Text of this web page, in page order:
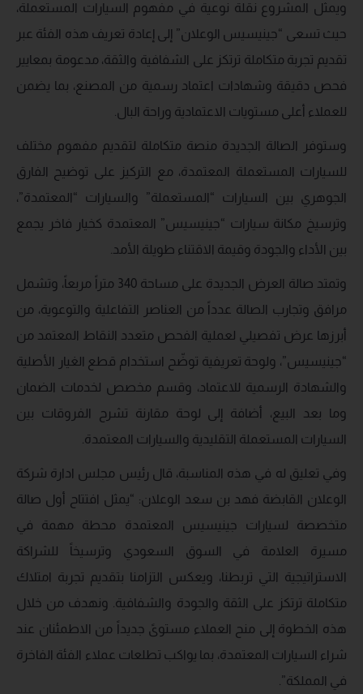
ويمثل المشروع نقلة نوعية في مفهوم السيارات المستعملة،
حيث تسعى “جينيسيس الوعلان” إلى إعادة تعريف هذه الفئة عبر
تقديم تجربة متكاملة ترتكز على الشفافية والثقة، مدعومة بمعايير
فحص دقيقة وشهادات اعتماد رسمية من المصنع، بما يضمن
للعملاء أعلى مستويات الاعتمادية وراحة البال.
وستوفر الصالة الجديدة منصة متكاملة لتقديم مفهوم مختلف
للسيارات المستعملة المعتمدة، مع التركيز على توضيح الفارق
الجوهري بين السيارات “المستعملة” والسيارات “المعتمدة”،
وترسيخ مكانة سيارات “جينيسيس” المعتمدة كخيار فاخر يجمع
بين الأداء والجودة وقيمة الاقتناء طويلة الأمد.
وتمتد صالة العرض الجديدة على مساحة 340 متراً مربعاً، وتشمل
مرافق وتجارب الصالة عدداً من العناصر التفاعلية والتوعوية، من
أبرزها عرض تفصيلي لعملية الفحص متعدد النقاط المعتمد من
“جينيسيس”، ولوحة تعريفية توضّح استخدام قطع الغيار الأصلية
والشهادة الرسمية للاعتماد، وقسم مخصص لخدمات الضمان
وما بعد البيع، أضافة إلى لوحة مقارنة تشرح الفروقات بين
السيارات المستعملة التقليدية والسيارات المعتمدة.
وفي تعليق له في هذه المناسبة، قال رئيس مجلس ادارة شركة
الوعلان القابضة فهد بن سعد الوعلان: “يمثل افتتاح أول صالة
متخصصة لسيارات جينيسيس المعتمدة محطة مهمة في
مسيرة العلامة في السوق السعودي وترسيخاً للشراكة
الاستراتيجية التي تربطنا، ويعكس التزامنا بتقديم تجربة امتلاك
متكاملة ترتكز على الثقة والجودة والشفافية. ونهدف من خلال
هذه الخطوة إلى منح العملاء مستوىً جديداً من الاطمئنان عند
شراء السيارات المعتمدة، بما يواكب تطلعات عملاء الفئة الفاخرة
في المملكة”.